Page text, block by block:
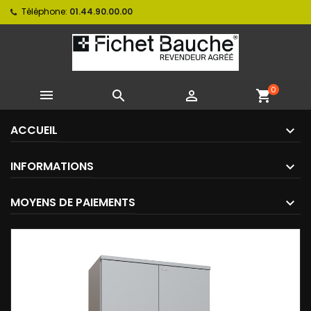
Téléphone: 01.44.90.00.00
   shopping_cart0
ACCUEIL
INFORMATIONS
MOYENS DE PAIEMENTS